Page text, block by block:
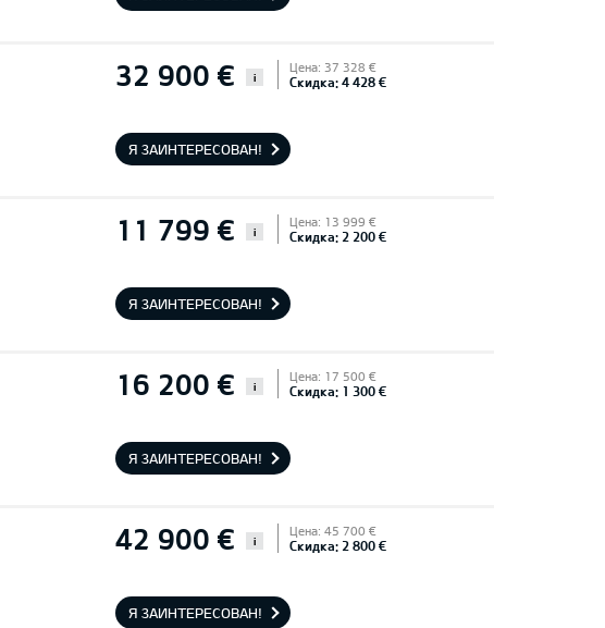
32 900 € i
Цена: 37 328 €
Скидка: 4 428 €
Я ЗАИНТЕРЕСОВАН!
11 799 € i
Цена: 13 999 €
Скидка: 2 200 €
Я ЗАИНТЕРЕСОВАН!
16 200 € i
Цена: 17 500 €
Скидка: 1 300 €
Я ЗАИНТЕРЕСОВАН!
42 900 € i
Цена: 45 700 €
Скидка: 2 800 €
Я ЗАИНТЕРЕСОВАН!